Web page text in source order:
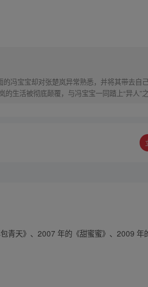
冯宝宝却对张楚岚异常熟悉，并将其带去自
生活被彻底颠覆，与冯宝宝一同踏上“异人”之
青天》、2007 年的《甜蜜蜜》、2009 年